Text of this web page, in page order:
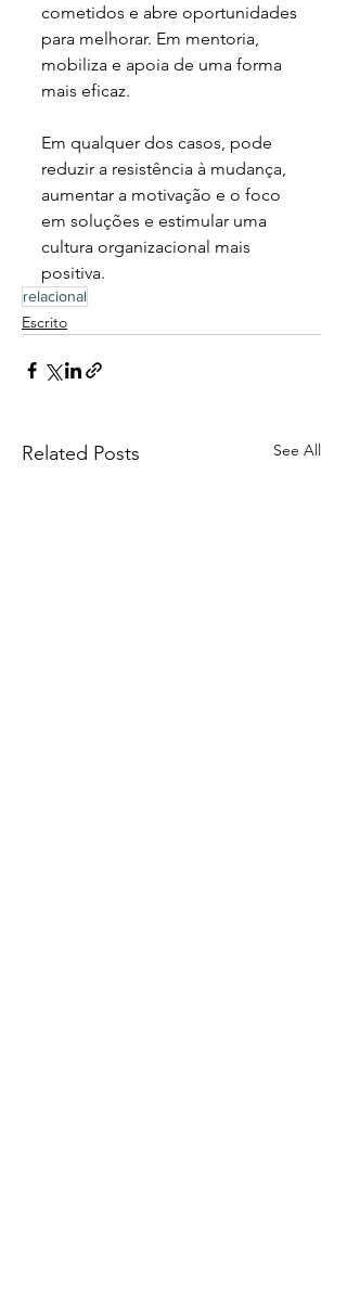
cometidos e abre oportunidades
para melhorar. Em mentoria,
mobiliza e apoia de uma forma
mais eficaz.
Em qualquer dos casos, pode
reduzir a resistência à mudança,
aumentar a motivação e o foco
em soluções e estimular uma
cultura organizacional mais
positiva.
relacional
Escrito
Related Posts See All